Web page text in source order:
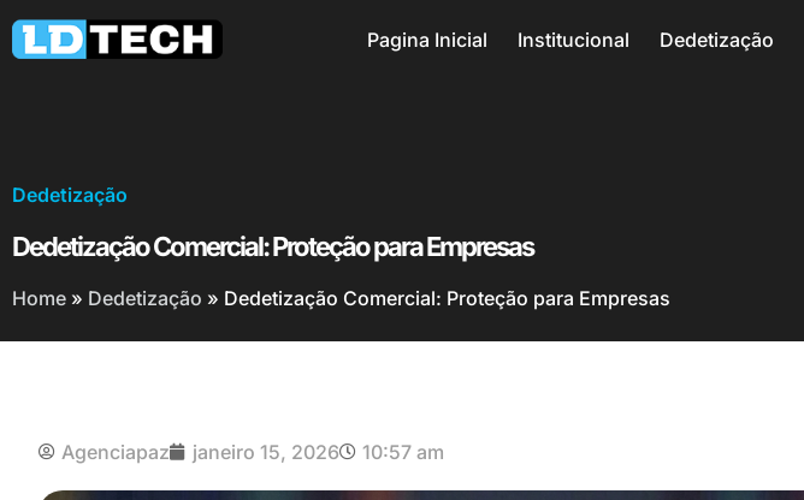
Pagina Inicial Institucional Dedetização
Dedetização
Dedetização Comercial: Proteção para Empresas
Home » Dedetização » Dedetização Comercial: Proteção para Empresas
Agenciapaz janeiro 15, 2026 10:57 am